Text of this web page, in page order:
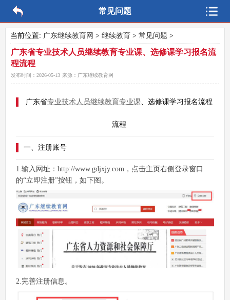
常见问题
当前位置: 广东继续教育网 > 继续教育 > 常见问题 >
广东省专业技术人员继续教育专业课、选修课学习报名流
程流程
发布时间： 2026-05-13 来源： 广东继续教育网
广东省专业技术人员继续教育专业课、选修课学习报名流程
流程
一、注册账号
1.输入网址：http://www.gdjxjy.com，点击主页右侧登录窗口
的“立即注册”按钮，如下图。
2.完善注册信息。